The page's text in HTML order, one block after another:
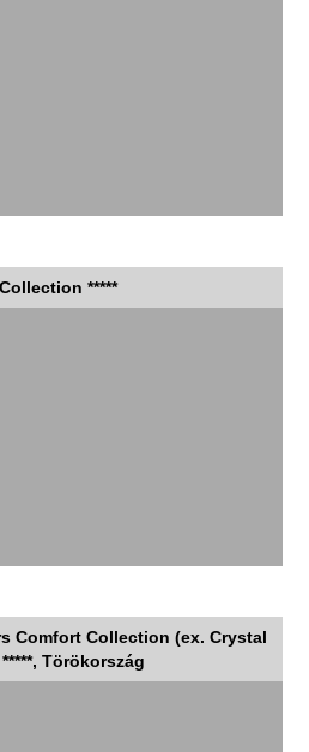
*****
Comfort Collection (ex. Crystal
Törökország